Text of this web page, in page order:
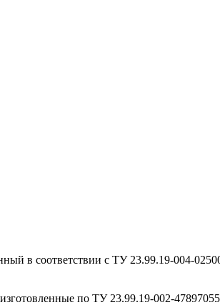
в соответствии с ТУ 23.99.19-004-
по ТУ 23.99.19-002-